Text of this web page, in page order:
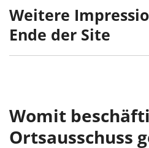
Weitere
Ende der Site
Womit
Ortsausschuss